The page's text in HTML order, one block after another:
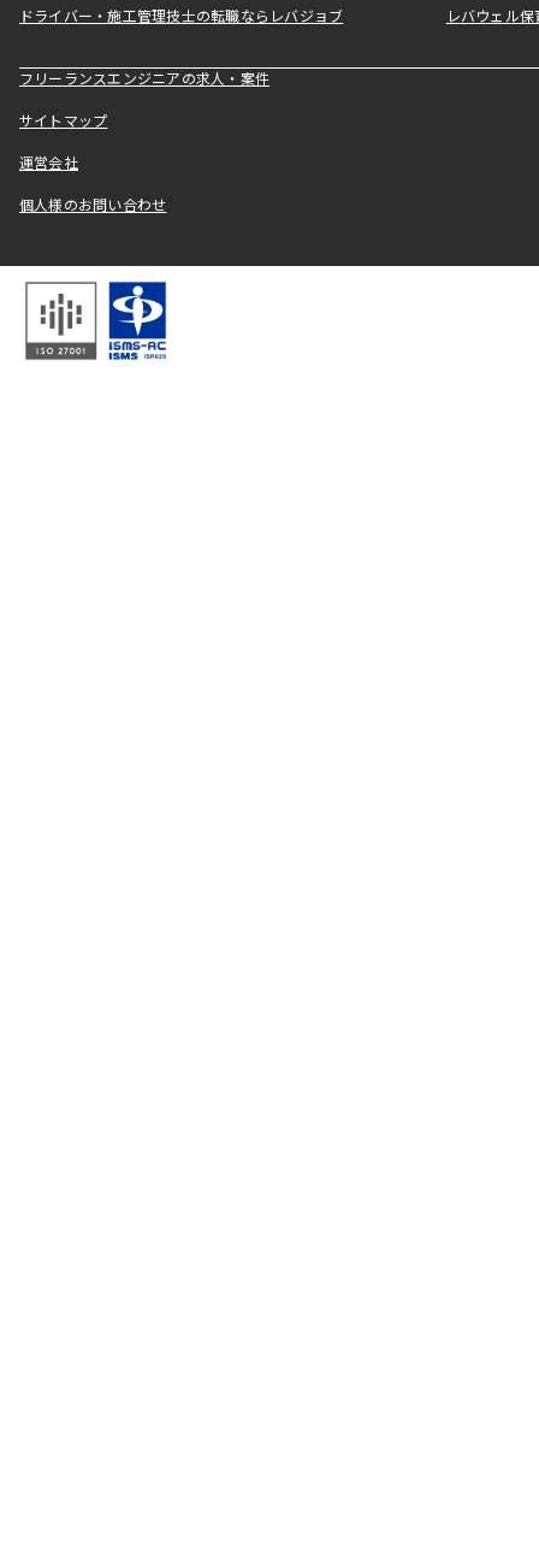
ドライバー・施工管理技士の転職ならレバジョブ レバウェル
フリーランスエンジニアの求人・案件
サイトマップ
運営会社
個人様のお問い合わせ